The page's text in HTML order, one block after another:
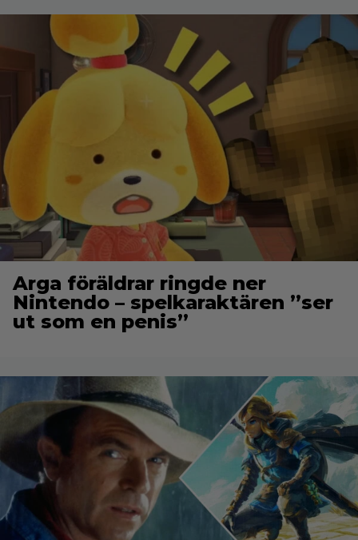
Arga föräldrar ringde ner
Nintendo – spelkaraktären ”ser
ut som en penis”